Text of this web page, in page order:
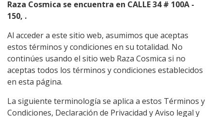
Raza Cosmica se encuentra en CALLE 34 # 100A -
150, .
Al acceder a este sitio web, asumimos que aceptas
estos términos y condiciones en su totalidad. No
continúes usando el sitio web Raza Cosmica si no
aceptas todos los términos y condiciones establecidos
en esta página.
La siguiente terminología se aplica a estos Términos y
Condiciones, Declaración de Privacidad y Aviso legal y